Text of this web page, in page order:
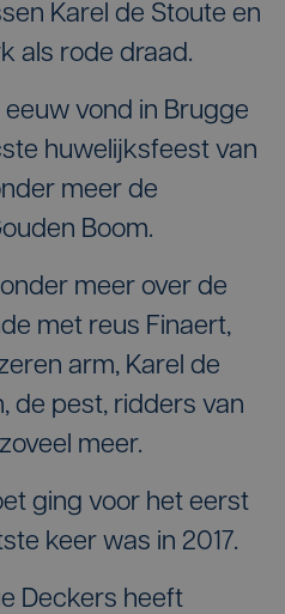
Karel de Stoute en
als rode draad.
vond in Brugge
huwelijksfeest van
meer de
Boom.
meer over de
met reus Finaert,
arm, Karel de
de pest, ridders van
meer.
ging voor het eerst
keer was in 2017.
Deckers heeft